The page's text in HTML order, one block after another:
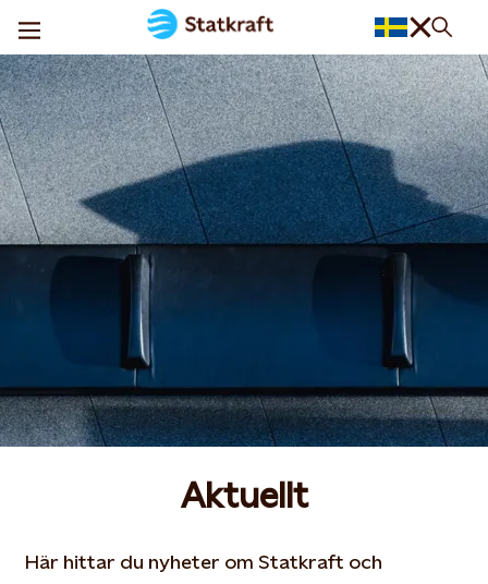
Aktuellt
Här hittar du nyheter om Statkraft och